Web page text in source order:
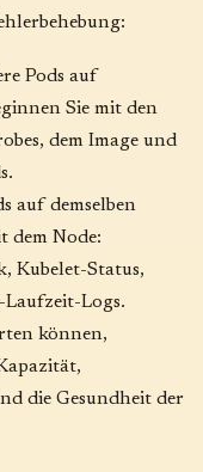
Pods auf
Sie mit den
dem Image und
auf demselben
dem Node:
Kubelet-Status,
Logs.
können,
die Gesundheit der